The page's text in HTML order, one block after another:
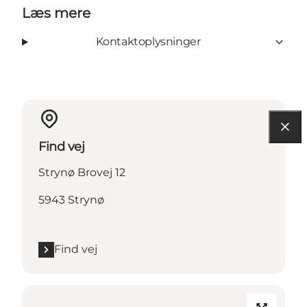
Læs mere
Kontaktoplysninger
Find vej
Strynø Brovej 12
5943 Strynø
Find vej